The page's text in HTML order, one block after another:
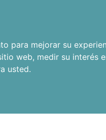
para mejorar su
web, medir su interés
usted.